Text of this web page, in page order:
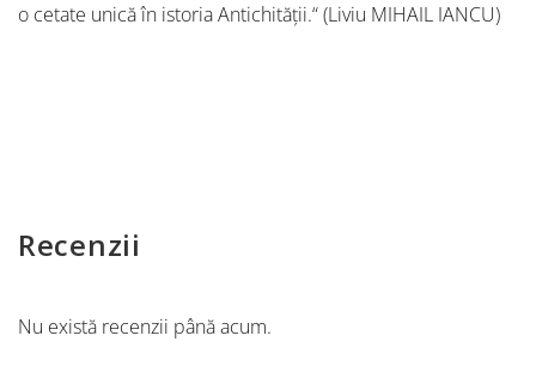
o cetate unică în istoria Antichității.“ (Liviu MIHAIL IANCU)
Recenzii
Nu există recenzii până acum.